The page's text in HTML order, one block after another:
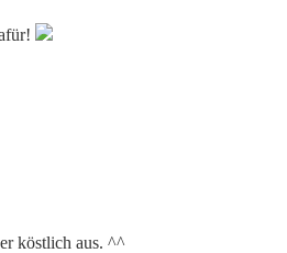
köstlich aus. ^^